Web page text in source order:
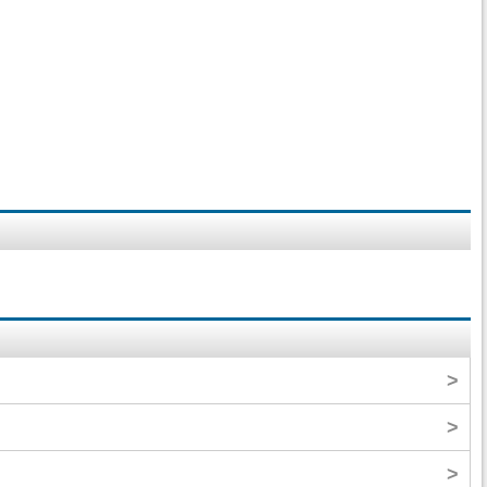
>
>
>